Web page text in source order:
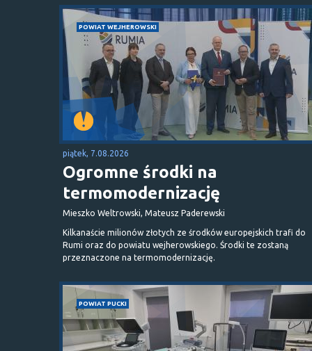
POWIAT WEJHEROWSKI
piątek, 7.08.2026
Ogromne środki na
termomodernizację
Mieszko Weltrowski, Mateusz Paderewski
Kilkanaście milionów złotych ze środków europejskich trafi do
Rumi oraz do powiatu wejherowskiego. Środki te zostaną
przeznaczone na termomodernizację.
POWIAT PUCKI